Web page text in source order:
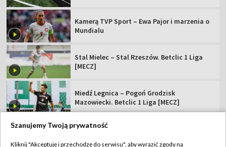
Kamerą TVP Sport – Ewa Pajor i marzenia o
Mundialu
Stal Mielec – Stal Rzeszów. Betclic 1 Liga
[MECZ]
Miedź Legnica – Pogoń Grodzisk
Mazowiecki. Betclic 1 Liga [MECZ]
Szanujemy Twoją prywatność
Kliknij "Akceptuję i przechodzę do serwisu", aby wyrazić zgody na